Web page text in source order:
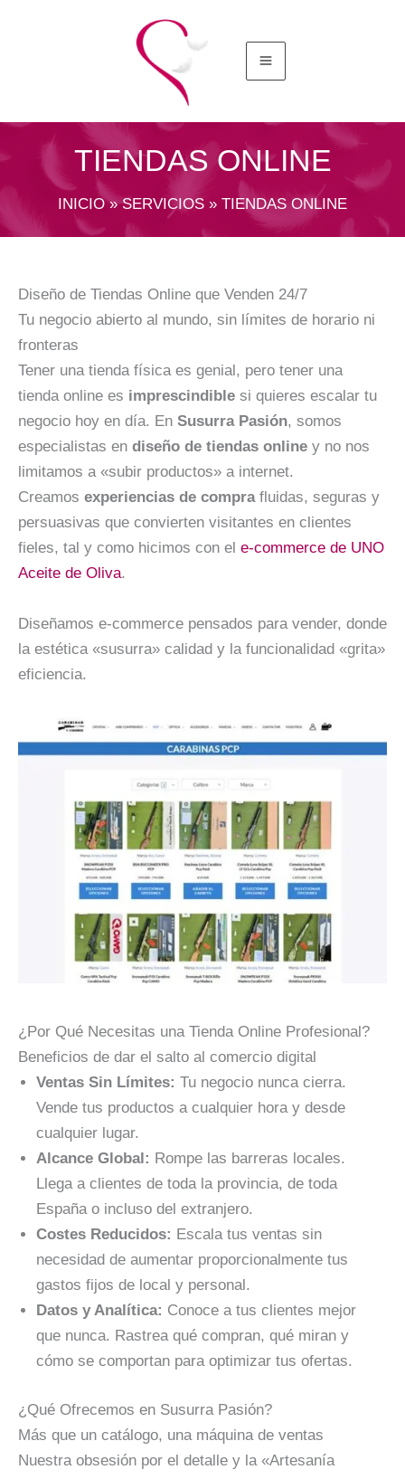
TIENDAS ONLINE
INICIO»SERVICIOS » TIENDAS ONLINE
Diseño de Tiendas Online que Venden 24/7
Tu negocio abierto al mundo, sin límites de horario ni
fronteras
Tener una tienda física es genial, pero tener una
tienda online es imprescindible si quieres escalar tu
negocio hoy en día. En Susurra Pasión, somos
especialistas en diseño de tiendas online y no nos
limitamos a «subir productos» a internet.
Creamos experiencias de comprafluidas, seguras y
persuasivas que convierten visitantes en clientes
fieles, tal y como hicimos con el e-commerce de UNO
Aceite de Oliva.
Diseñamos e-commerce pensados para vender, donde
la estética «susurra» calidad y la funcionalidad «grita»
eficiencia.
¿Por Qué Necesitas una Tienda Online Profesional?
Beneficios de dar el salto al comercio digital
Ventas Sin Límites: Tu negocio nunca cierra.
Vende tus productos a cualquier hora y desde
cualquier lugar.
Alcance Global: Rompe las barreras locales.
Llega a clientes de toda la provincia, de toda
España o incluso del extranjero.
Costes Reducidos: Escala tus ventas sin
necesidad de aumentar proporcionalmente tus
gastos fijos de local y personal.
Datos y Analítica: Conoce a tus clientes mejor
que nunca. Rastrea qué compran, qué miran y
cómo se comportan para optimizar tus ofertas.
¿Qué Ofrecemos en Susurra Pasión?
Más que un catálogo, una máquina de ventas
Nuestra obsesión por el detalle y la «Artesanía